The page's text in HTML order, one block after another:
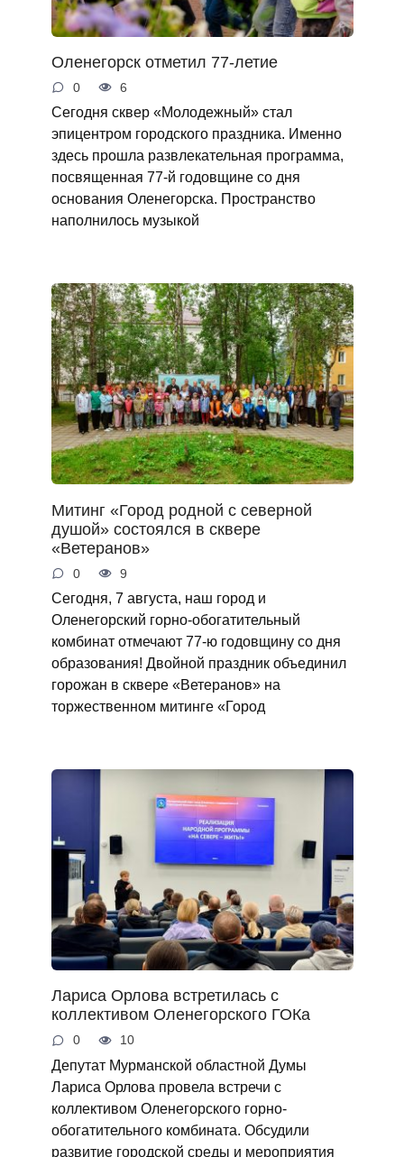
Оленегорск отметил 77-летие
0 6
Сегодня сквер «Молодежный» стал
эпицентром городского праздника. Именно
здесь прошла развлекательная программа,
посвященная 77-й годовщине со дня
основания Оленегорска. Пространство
наполнилось музыкой
Митинг «Город родной с северной
душой» состоялся в сквере
«Ветеранов»
0 9
Сегодня, 7 августа, наш город и
Оленегорский горно‑обогатительный
комбинат отмечают 77‑ю годовщину со дня
образования! Двойной праздник объединил
горожан в сквере «Ветеранов» на
торжественном митинге «Город
Лариса Орлова встретилась с
коллективом Оленегорского ГОКа
0 10
Депутат Мурманской областной Думы
Лариса Орлова провела встречи с
коллективом Оленегорского горно-
обогатительного комбината. Обсудили
развитие городской среды и мероприятия